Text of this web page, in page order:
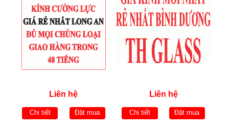
Liên hệ
Chi tiết Đặt mua
Liên hệ
Chi tiết Đặt mua